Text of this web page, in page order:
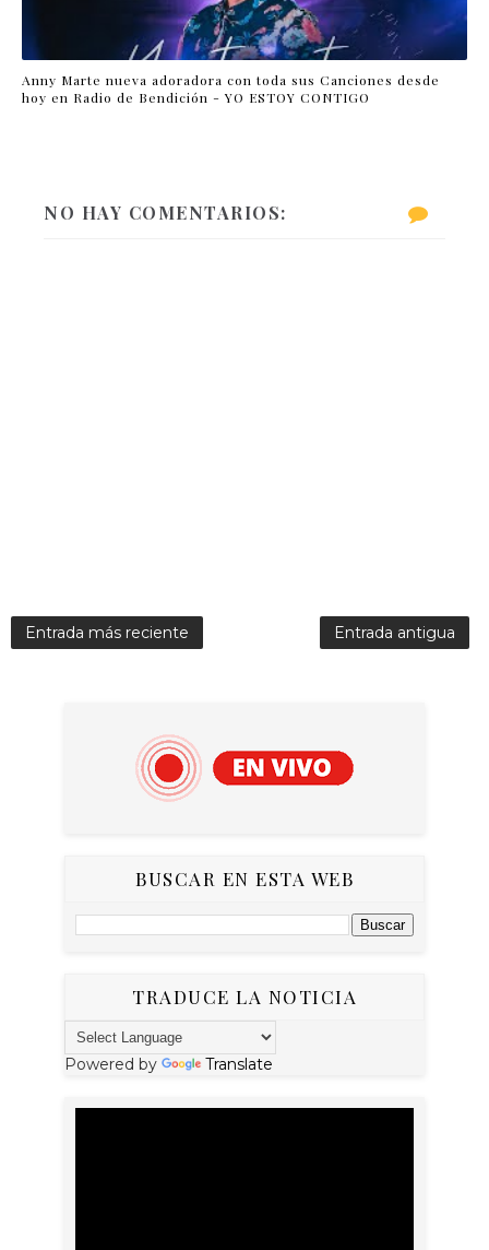
Anny Marte nueva adoradora con toda sus Canciones desde
hoy en Radio de Bendición - YO ESTOY CONTIGO
NO HAY COMENTARIOS:
Entrada más reciente Entrada antigua
BUSCAR EN ESTA WEB
TRADUCE LA NOTICIA
Powered by Translate